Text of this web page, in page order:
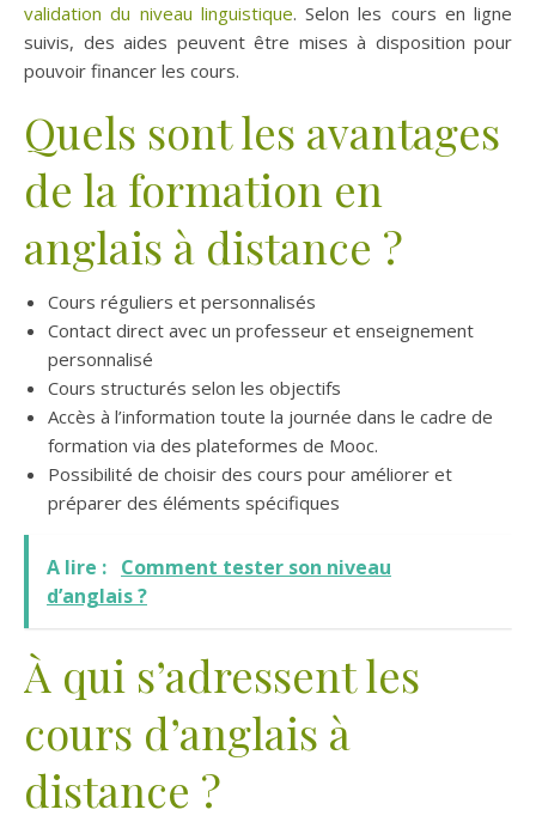
validation du niveau linguistique. Selon les cours en ligne
suivis, des aides peuvent être mises à disposition pour
pouvoir financer les cours.
Quels sont les avantages
de la formation en
anglais à distance ?
Cours réguliers et personnalisés
Contact direct avec un professeur et enseignement
personnalisé
Cours structurés selon les objectifs
Accès à l’information toute la journée dans le cadre de
formation via des plateformes de Mooc.
Possibilité de choisir des cours pour améliorer et
préparer des éléments spécifiques
A lire : Comment tester son niveau
d’anglais ?
À qui s’adressent les
cours d’anglais à
distance ?